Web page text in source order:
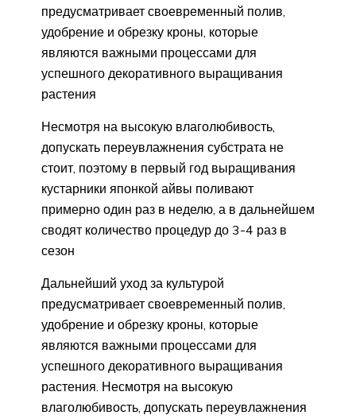
предусматривает своевременный полив,
удобрение и обрезку кроны, которые
являются важными процессами для
успешного декоративного выращивания
растения
Несмотря на высокую влаголюбивость,
допускать переувлажнения субстрата не
стоит, поэтому в первый год выращивания
кустарники японкой айвы поливают
примерно один раз в неделю, а в дальнейшем
сводят количество процедур до 3-4 раз в
сезон
Дальнейший уход за культурой
предусматривает своевременный полив,
удобрение и обрезку кроны, которые
являются важными процессами для
успешного декоративного выращивания
растения. Несмотря на высокую
влаголюбивость, допускать переувлажнения